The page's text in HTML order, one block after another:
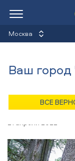
Москва
Leki: среди
21 апреля 2022
Ваш
ВСЕ